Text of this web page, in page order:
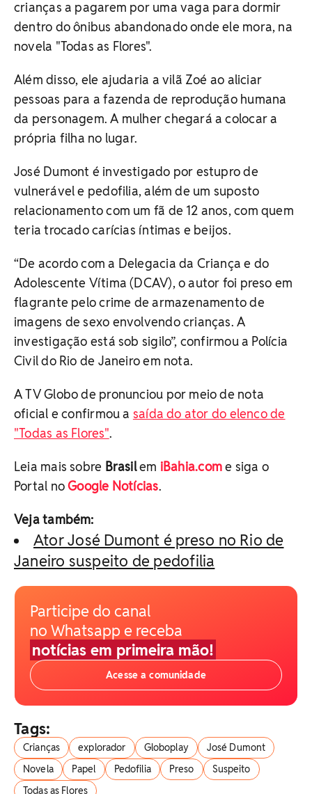
crianças a pagarem por uma vaga para dormir
dentro do ônibus abandonado onde ele mora, na
novela "Todas as Flores".
Além disso, ele ajudaria a vilã Zoé ao aliciar
pessoas para a fazenda de reprodução humana
da personagem. A mulher chegará a colocar a
própria filha no lugar.
José Dumont é investigado por estupro de
vulnerável e pedofilia, além de um suposto
relacionamento com um fã de 12 anos, com quem
teria trocado carícias íntimas e beijos.
“De acordo com a Delegacia da Criança e do
Adolescente Vítima (DCAV), o autor foi preso em
flagrante pelo crime de armazenamento de
imagens de sexo envolvendo crianças. A
investigação está sob sigilo”, confirmou a Polícia
Civil do Rio de Janeiro em nota.
A TV Globo de pronunciou por meio de nota
oficial e confirmou a saída do ator do elenco de
"Todas as Flores".
Leia mais sobre Brasilem iBahia.come siga o
Portal noGoogle Notícias.
Veja também:
Ator José Dumont é preso no Rio de
Janeiro suspeito de pedofilia
Participe do canal
no Whatsapp e receba
notícias em primeira mão!
Acesse a comunidade
Tags:
Crianças explorador Globoplay
José Dumont
Novela
Papel Pedofilia Preso
Suspeito
Todas as Flores